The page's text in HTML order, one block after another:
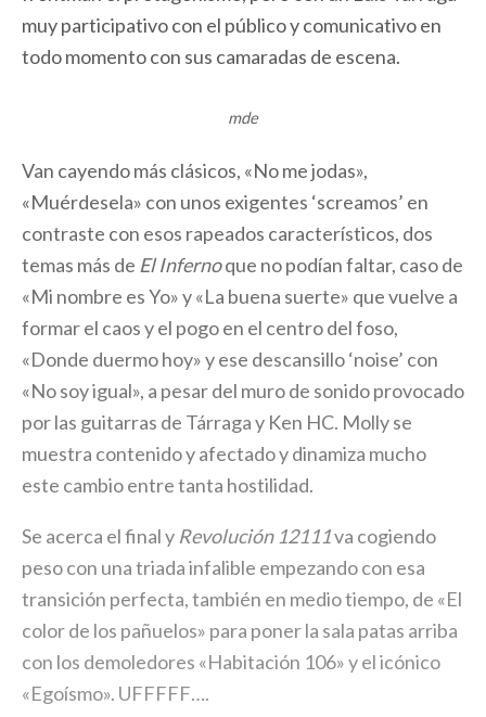
muy participativo con el público y comunicativo en
todo momento con sus camaradas de escena.
mde
Van cayendo más clásicos, «No me jodas»,
«Muérdesela» con unos exigentes ‘screamos’ en
contraste con esos rapeados característicos, dos
temas más de El Infernoque no podían faltar, caso de
«Mi nombre es Yo» y «La buena suerte» que vuelve a
formar el caos y el pogo en el centro del foso,
«Donde duermo hoy» y ese descansillo ‘noise’ con
«No soy igual», a pesar del muro de sonido provocado
por las guitarras de Tárraga y Ken HC. Molly se
muestra contenido y afectado y dinamiza mucho
este cambio entre tanta hostilidad.
Se acerca el final y Revolución 12111va cogiendo
peso con una triada infalible empezando con esa
transición perfecta, también en medio tiempo, de «El
color de los pañuelos» para poner la sala patas arriba
con los demoledores «Habitación 106» y el icónico
«Egoísmo». UFFFFF….